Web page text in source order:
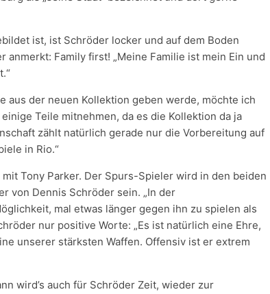
ist, ist Schröder locker und auf dem Boden
Family first! „Meine Familie ist mein Ein und
aus der neuen Kollektion geben werde, möchte ich
Teile mitnehmen, da es die Kollektion da ja
zählt natürlich gerade nur die Vorbereitung auf
in Rio.“
Tony Parker. Der Spurs-Spieler wird in den beiden
von Dennis Schröder sein. „In der
mal etwas länger gegen ihn zu spielen als
nur positive Worte: „Es ist natürlich eine Ehre,
unserer stärksten Waffen. Offensiv ist er extrem
wird’s auch für Schröder Zeit, wieder zur